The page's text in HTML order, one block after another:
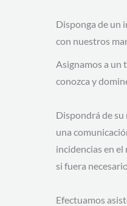
Disponga de un
con nuestros
Asignamos a un
conozca y
Dispondrá de
una
incidencias en
si fuera
Efectuamos